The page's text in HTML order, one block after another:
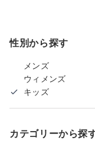
性別から探す
メンズ
ウィメンズ
キッズ
カテゴリーから探